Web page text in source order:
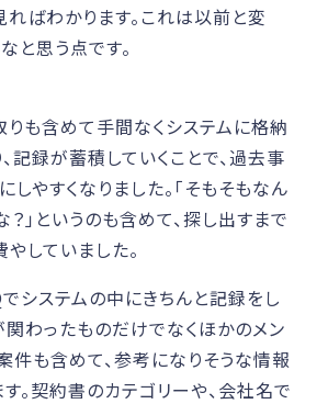
ばわかります。これは以前と変
と思う点です。
りも含めて手間なくシステムに格納
記録が蓄積していくことで、過去事
やすくなりました。「そもそもなん
」というのも含めて、探し出すまで
していました。
システムの中にきちんと記録をし
関わったものだけでなくほかのメン
件も含めて、参考になりそうな情報
。契約書のカテゴリーや、会社名で